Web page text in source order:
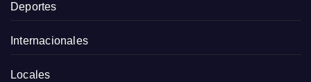
Deportes
Internacionales
Locales